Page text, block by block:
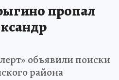
пропал
объявили поиски
района